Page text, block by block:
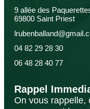
9 allée des
69800 Saint Priest
04 82 29 28 30
06 48 28 40 77
Rappel
On vous rappelle,